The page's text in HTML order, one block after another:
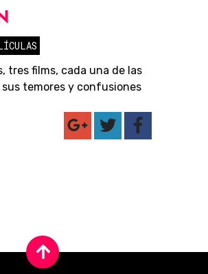
tres films, cada una de las
temores y confusiones